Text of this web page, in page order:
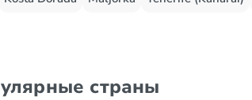
страны